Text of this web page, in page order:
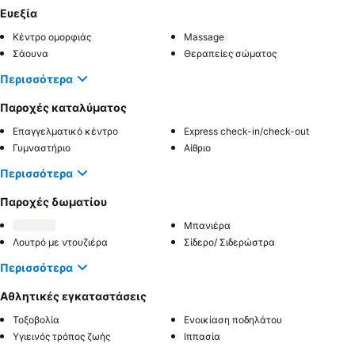
Ευεξία
Κέντρο ομορφιάς
Massage
Σάουνα
Θεραπείες σώματος
Περισσότερα
Παροχές καταλύματος
Επαγγελματικό κέντρο
Express check-in/check-out
Γυμναστήριο
Αίθριο
Περισσότερα
Παροχές δωματίου
Μπανιέρα
Λουτρό με ντουζιέρα
Σίδερο/ Σιδερώστρα
Περισσότερα
Αθλητικές εγκαταστάσεις
Τοξοβολία
Ενοικίαση ποδηλάτου
Υγιεινός τρόπος ζωής
Ιππασία